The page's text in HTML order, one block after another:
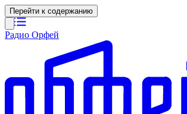
Перейти к содержанию
Радио Орфей